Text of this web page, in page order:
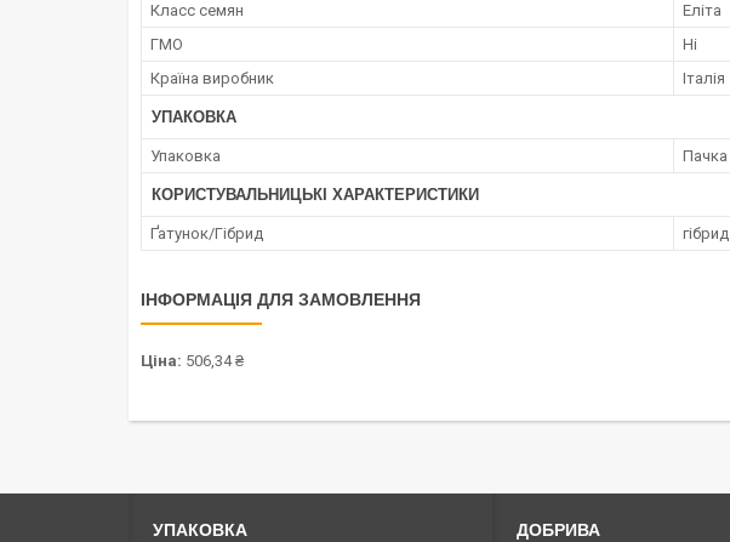
Класс семян
Еліта
ГМО
Ні
Країна виробник
Італія
УПАКОВКА
Упаковка Пачка
КОРИСТУВАЛЬНИЦЬКІ ХАРАКТЕРИСТИКИ
Ґатунок/Гібрид гібрид
ІНФОРМАЦІЯ ДЛЯ ЗАМОВЛЕННЯ
Ціна: 506,34 ₴
УПАКОВКА ДОБРИВА